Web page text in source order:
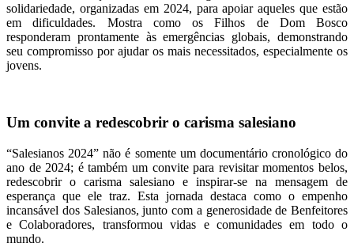
solidariedade, organizadas em 2024, para apoiar aqueles que estão
em dificuldades. Mostra como os Filhos de Dom Bosco
responderam prontamente às emergências globais, demonstrando
seu compromisso por ajudar os mais necessitados, especialmente os
jovens.
Um convite a redescobrir o carisma salesiano
“Salesianos 2024” não é somente um documentário cronológico do
ano de 2024; é também um convite para revisitar momentos belos,
redescobrir o carisma salesiano e inspirar-se na mensagem de
esperança que ele traz. Esta jornada destaca como o empenho
incansável dos Salesianos, junto com a generosidade de Benfeitores
e Colaboradores, transformou vidas e comunidades em todo o
mundo.